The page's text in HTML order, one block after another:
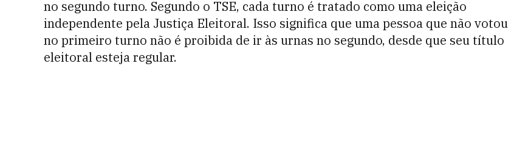
no segundo turno. Segundo o TSE, cada turno é tratado como uma eleição
independente pela Justiça Eleitoral. Isso significa que uma pessoa que não votou
no primeiro turno não é proibida de ir às urnas no segundo, desde que seu título
eleitoral esteja regular.